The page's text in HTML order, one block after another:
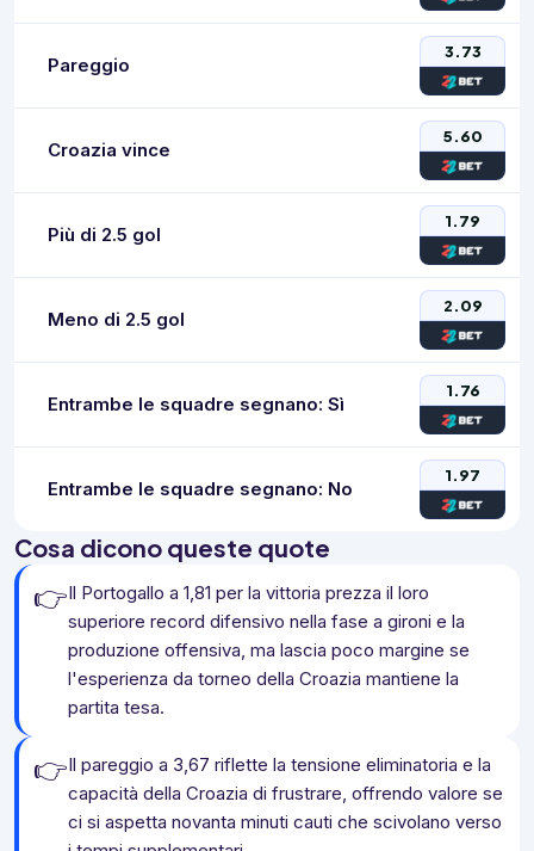
Pareggio
3.73
Croazia vince
5.60
Più di 2.5 gol
1.79
Meno di 2.5 gol
2.09
Entrambe le squadre segnano: Sì
1.76
Entrambe le squadre segnano: No
1.97
Cosa dicono queste quote
👉Il Portogallo a 1,81 per la vittoria prezza il loro
superiore record difensivo nella fase a gironi e la
produzione offensiva, ma lascia poco margine se
l'esperienza da torneo della Croazia mantiene la
partita tesa.
👉Il pareggio a 3,67 riflette la tensione eliminatoria e la
capacità della Croazia di frustrare, offrendo valore se
ci si aspetta novanta minuti cauti che scivolano verso